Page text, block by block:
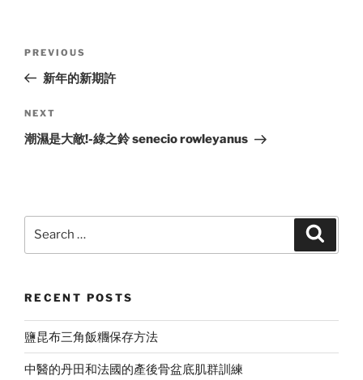
Previous
Post
PREVIOUS
新年的新期許
Next
Post
NEXT
潮濕是大敵!-綠之鈴 senecio rowleyanus
RECENT POSTS
鹽昆布三角飯糰保存方法
中醫的丹田和法國的產後骨盆底肌群訓練